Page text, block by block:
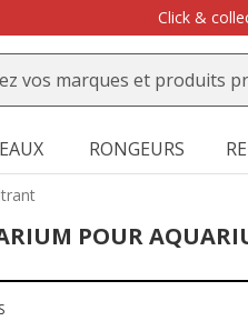
RONGEURS
POUR